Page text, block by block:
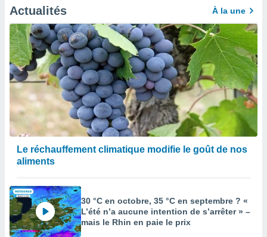
Actualités À la une
Le réchauffement climatique modifie le goût de nos
aliments
30 °C en octobre, 35 °C en septembre ? «
L’été n’a aucune intention de s’arrêter » –
mais le Rhin en paie le prix